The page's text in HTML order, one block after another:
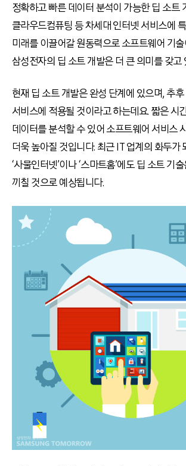
정확하고 빠른 데이터 분석이 가능한 딥 소트
클라우드컴퓨팅 등 차세대 인터넷 서비스에
미래를 이끌어갈 원동력으로 소프트웨어 기
삼성전자의 딥 소트 개발은 더 큰 의미를 갖고
현재 딥 소트 개발은 완성 단계에 있으며, 추
서비스에 적용될 것이라고 하는데요. 짧은 시
데이터를 분석할 수 있어 소프트웨어 서비스
더욱 높아질 것입니다. 최근 IT 업계의 화두가
‘사물인터넷’이나 ‘스마트홈’에도 딥 소트 기
끼칠 것으로 예상됩니다.